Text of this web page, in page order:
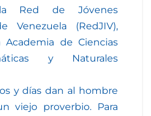
Red de Jóvenes
Venezuela (RedJIV),
de Ciencias
y Naturales
y días dan al hombre
viejo proverbio. Para